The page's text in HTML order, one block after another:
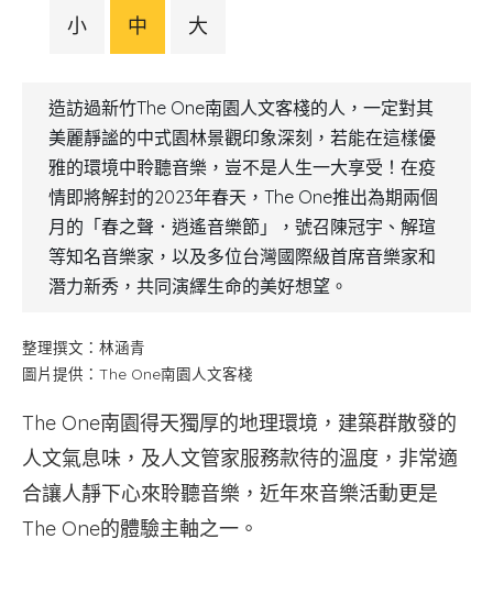
小 中 大
造訪過新竹The One南園人文客棧的人，一定對其
美麗靜謐的中式園林景觀印象深刻，若能在這樣優
雅的環境中聆聽音樂，豈不是人生一大享受！在疫
情即將解封的2023年春天，The One推出為期兩個
月的「春之聲．逍遙音樂節」，號召陳冠宇、解瑄
等知名音樂家，以及多位台灣國際級首席音樂家和
潛力新秀，共同演繹生命的美好想望。
整理撰文：林涵青
圖片提供：The One南園人文客棧
The One南園得天獨厚的地理環境，建築群散發的
人文氣息味，及人文管家服務款待的溫度，非常適
合讓人靜下心來聆聽音樂，近年來音樂活動更是
The One的體驗主軸之一。